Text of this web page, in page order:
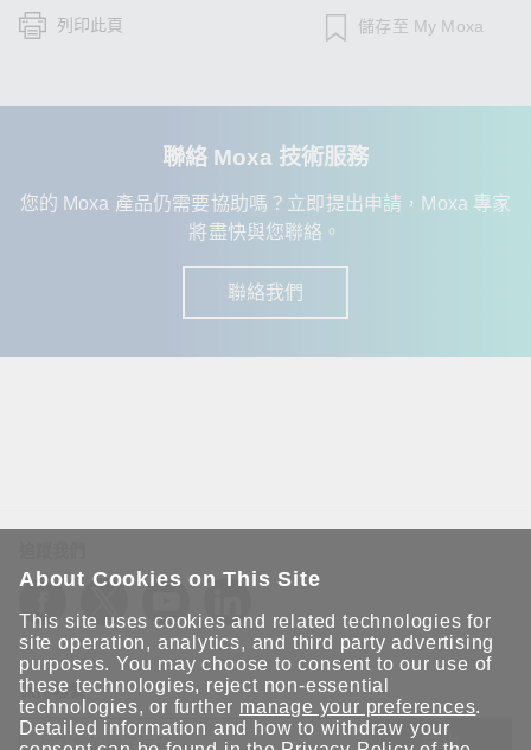
列印此頁 儲存至 My Moxa
聯絡 Moxa 技術服務
您的 Moxa 產品仍需要協助嗎？立即提出申請，Moxa 專家
將盡快與您聯絡。
聯絡我們
保持聯繫
送出
About Cookies on This Site
This site uses cookies and related technologies for
site operation, analytics, and third party advertising
purposes. You may choose to consent to our use of
these technologies, reject non-essential
technologies, or further manage your preferences.
Detailed information and how to withdraw your